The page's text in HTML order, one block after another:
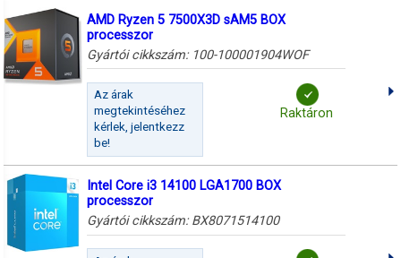
AMD Ryzen 5 7500X3D sAM5 BOX
processzor
Gyártói cikkszám: 100-100001904WOF
Az árak
megtekintéséhez
kérlek, jelentkezz
be!
Raktáron
Intel Core i3 14100 LGA1700 BOX
processzor
Gyártói cikkszám: BX8071514100